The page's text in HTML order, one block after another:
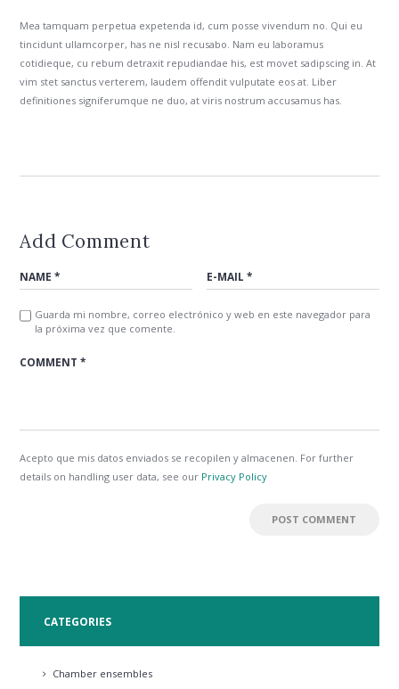
Mea tamquam perpetua expetenda id, cum posse vivendum no. Qui eu
tincidunt ullamcorper, has ne nisl recusabo. Nam eu laboramus
cotidieque, cu rebum detraxit repudiandae his, est movet sadipscing in. At
vim stet sanctus verterem, laudem offendit vulputate eos at. Liber
definitiones signiferumque ne duo, at viris nostrum accusamus has.
Add Comment
Guarda mi nombre, correo electrónico y web en este navegador para
la próxima vez que comente.
Acepto que mis datos enviados se recopilen y almacenen. For further
details on handling user data, see our Privacy Policy
CATEGORIES
Chamber ensembles